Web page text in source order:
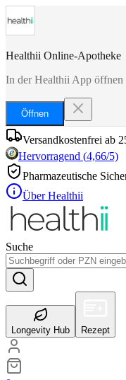
Healthii Online-Apotheke
In der Healthii App öffnen
Öffnen
Versandkostenfrei ab
Hervorragend (4,66/5)
Pharmazeutische
Über Healthii
Suche
Longevity Hub Rezept